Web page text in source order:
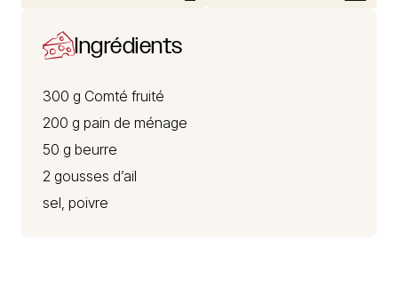
Ingrédients
300 g Comté fruité
200 g pain de ménage
50 g beurre
2 gousses d’ail
sel, poivre